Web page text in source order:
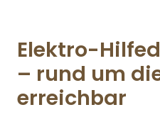
Elektro-
– rund um
erreichbar